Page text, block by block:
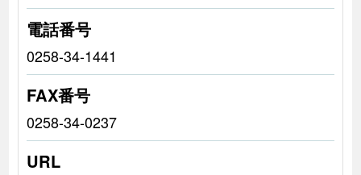
電話番号
0258-34-1441
FAX番号
0258-34-0237
URL